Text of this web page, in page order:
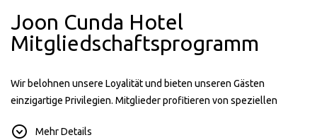
Joon Cunda Hotel
Mitgliedschaftsprogramm
Wir belohnen unsere Loyalität und bieten unseren Gästen
einzigartige Privilegien. Mitglieder profitieren von speziellen
übernachtungserlebnisse noch unvergesslicher machen können.
Mehr Details